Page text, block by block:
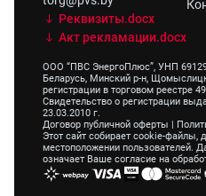
Реквизиты.docx
Акт рекламации.docx
ООО “ПВС ЭнергоПлюс”, УНП
Беларусь, Минский р-н,
регистрации в торговом реестре
Свидетельство о регистрации
23.03.2010 г.
Договор публичной оферты |
Этот сайт собирает cookie-файлы,
местоположении пользователей.
означает Ваше согласие на